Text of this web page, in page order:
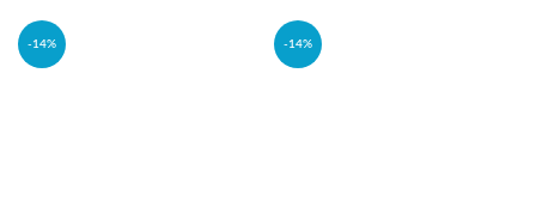
-14% -14%